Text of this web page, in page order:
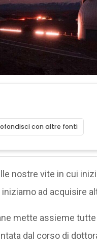
con altre fonti
nostre vite in cui
iniziamo ad acquisire
mette assieme
dal corso di